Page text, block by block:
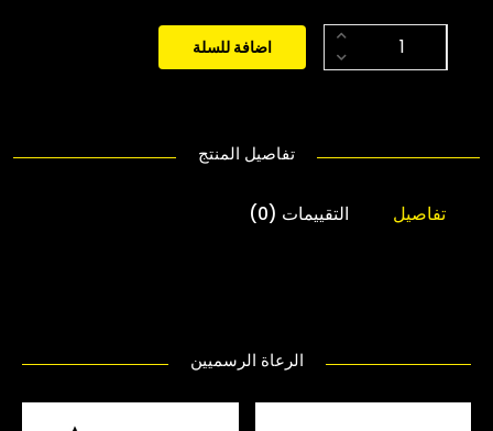
اضافة للسلة
تفاصيل المنتج
تفاصيل التقييمات (0)
الرعاة الرسميين